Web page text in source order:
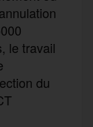
le travail
du